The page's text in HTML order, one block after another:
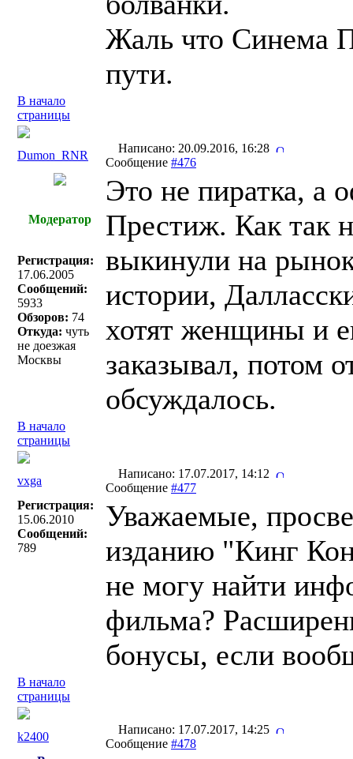
Жаль что Синема
пути.
В начало
страницы
Dumon_RNR
Написано: 20.09.2016, 16:28
Сообщение #476
Модератор
Регистрация:
17.06.2005
Сообщений:
5933
Обзоров: 74
Откуда: чуть
не доезжая
Москвы
Это не пиратка, а
Престиж. Как так
выкинули на
истории,
хотят женщины и
заказывал, потом
обсуждалось.
В начало
страницы
vxga
Написано: 17.07.2017, 14:12
Сообщение #477
Регистрация:
15.06.2010
Сообщений:
789
Уважаемые,
изданию "Кинг
не могу найти
фильма?
бонусы, если
В начало
страницы
k2400
Написано: 17.07.2017, 14:25
Сообщение #478